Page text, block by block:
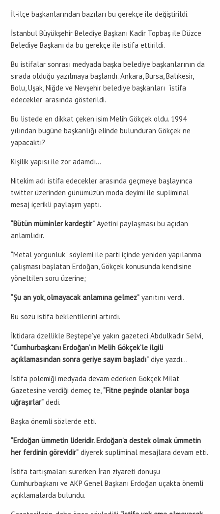
İl-ilçe başkanlarından bazıları bu gerekçe ile değiştirildi.
İstanbul Büyükşehir Belediye Başkanı Kadir Topbaş ile Düzce
Belediye Başkanı da bu gerekçe ile istifa ettirildi.
Bu istifalar sonrası medyada başka belediye başkanlarının da
sırada olduğu yazılmaya başlandı. Ankara, Bursa, Balıkesir,
Bolu, Uşak, Niğde ve Nevşehir belediye başkanları ‘istifa
edecekler’ arasında gösterildi.
Bu listede en dikkat çeken isim Melih Gökçek oldu. 1994
yılından bugüne başkanlığı elinde bulunduran Gökçek ne
yapacaktı?
Kişilik yapısı ile zor adamdı…
Nitekim adı istifa edecekler arasında geçmeye başlayınca
twitter üzerinden günümüzün moda deyimi ile supliminal
mesaj içerikli paylaşım yaptı.
“Bütün müminler kardeştir” Ayetini paylaşması bu açıdan
anlamlıdır.
“Metal yorgunluk” söylemi ile parti içinde yeniden yapılanma
çalışması başlatan Erdoğan, Gökçek konusunda kendisine
yöneltilen soru üzerine;
“Şu an yok, olmayacak anlamına gelmez” yanıtını verdi.
Bu sözü istifa beklentilerini artırdı.
İktidara özellikle Beştepe’ye yakın gazeteci Abdulkadir Selvi,
“Cumhurbaşkanı Erdoğan’ın Melih Gökçek’le ilgili
açıklamasından sonra geriye sayım başladı” diye yazdı…
İstifa polemiği medyada devam ederken Gökçek Milat
Gazetesine verdiği demeç te,“Fitne peşinde olanlar boşa
uğraşırlar” dedi.
Başka önemli sözlerde etti.
“Erdoğan ümmetin lideridir. Erdoğan’a destek olmak ümmetin
her ferdinin görevidir” diyerek supliminal mesajlara devam etti.
İstifa tartışmaları sürerken İran ziyareti dönüşü
Cumhurbaşkanı ve AKP Genel Başkanı Erdoğan uçakta önemli
açıklamalarda bulundu.